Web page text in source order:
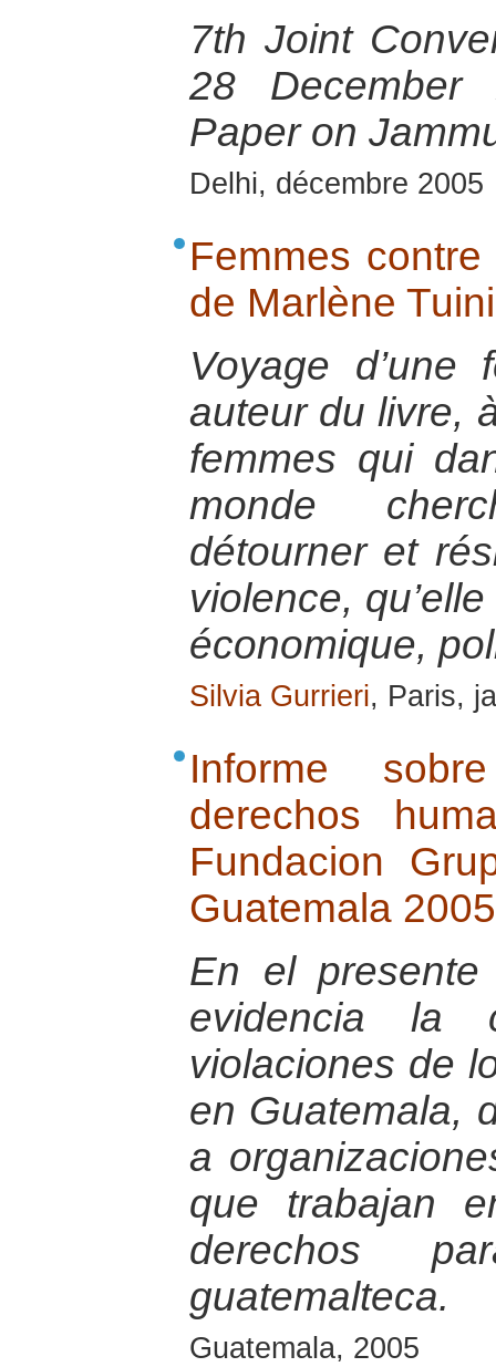
7th Joint
28 December
Paper on
Delhi, décembre 2005
Femmes
de Marlène
Voyage d’une
auteur du livre,
femmes qui
monde
détourner et
violence,
économique,
Silvia Gurrieri, Paris,
Informe
derechos
Fundacion
Guatemala 2005
En el
evidencia la
violaciones de
en Guatemala,
a
que trabajan
derechos
guatemalteca.
Guatemala, 2005